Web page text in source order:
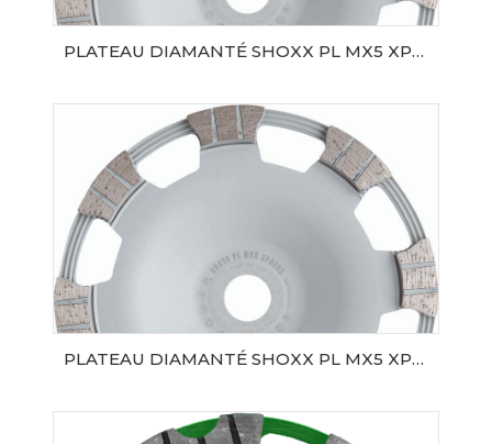
PLATEAU DIAMANTÉ SHOXX PL MX5 XPRESS Ø125 SAMEDIA
AJOUTER AU PANIER
PLATEAU DIAMANTÉ SHOXX PL MX5 XPRESS Ø180 SAMEDIA
AJOUTER AU PANIER